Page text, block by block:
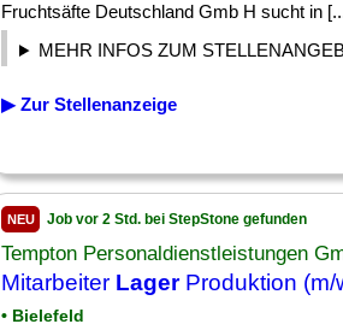
Fruchtsäfte Deutschland Gmb H sucht in
MEHR INFOS ZUM
▶ Zur Stellenanzeige
NEU Job vor 2 Std. bei StepStone gefunden
Tempton Personaldienstleistungen
Mitarbeiter LagerProduktion (m/
• Bielefeld